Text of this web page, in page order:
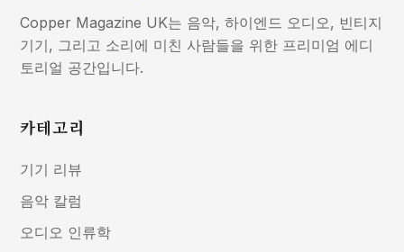
Copper Magazine UK는 음악, 하이엔드 오디오, 빈티지
기기, 그리고 소리에 미친 사람들을 위한 프리미엄 에디
토리얼 공간입니다.
카테고리
기기 리뷰
음악 칼럼
오디오 인류학